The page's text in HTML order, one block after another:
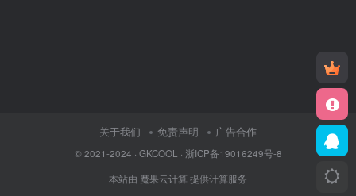
关于我们 免责声明 广告合作
© 2021-2024 · GKCOOL · 浙ICP备19016249号-8
本站由 魔果云计算 提供计算服务